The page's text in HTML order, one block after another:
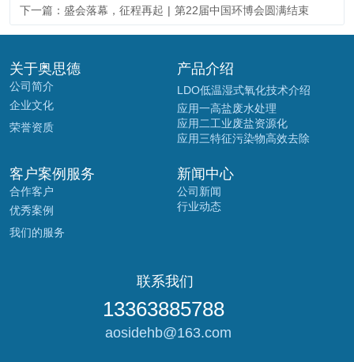
下一篇：盛会落幕，征程再起 | 第22届中国环博会圆满结束
关于奥思德
公司简介
企业文化
荣誉资质
产品介绍
LDO低温湿式氧化技术介绍
应用一高盐废水处理
应用二工业废盐资源化
应用三特征污染物高效去除
客户案例服务
合作客户
优秀案例
我们的服务
新闻中心
公司新闻
行业动态
联系我们
13363885788
aosidehb@163.com